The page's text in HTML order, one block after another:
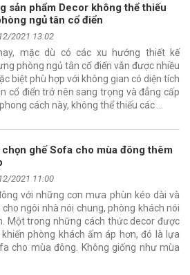
sản phẩm Decor không thể thiếu
ngủ tân cổ điển
2021 13:02
mặc dù có các xu hướng thiết kế
phòng ngủ tân cổ điển vẫn được nhiều
biệt phù hợp với không gian có diện tích
cổ điển trở nên sang trọng và đẳng cấp
cách này, không thể thiếu các …
chọn ghế Sofa cho mùa đông thêm
2021 11:00
với những cơn mưa phùn kéo dài và
ngôi nhà nói chung, phòng khách nói
Một trong những cách thức decor được
phòng khách ấm áp hơn, đó là lựa
cho mùa đông. Không giống như mùa